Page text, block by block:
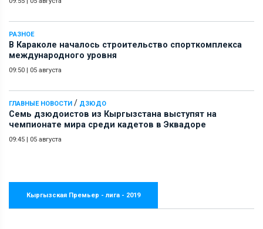
РАЗНОЕ
В Караколе началось строительство спорткомплекса
международного уровня
09:50 05 августа
ГЛАВНЫЕ НОВОСТИ / ДЗЮДО
Семь дзюдоистов из Кыргызстана выступят на
чемпионате мира среди кадетов в Эквадоре
09:45 05 августа
Кыргызская Премьер - лига - 2019